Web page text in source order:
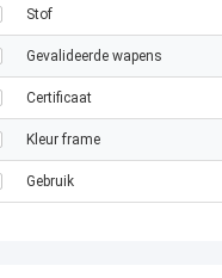
Stof
Gevalideerde wapens
Certificaat
Kleur frame
Gebruik